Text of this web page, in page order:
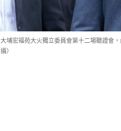
大埔宏福苑大火獨立委員會第十二場聽證會
攝）